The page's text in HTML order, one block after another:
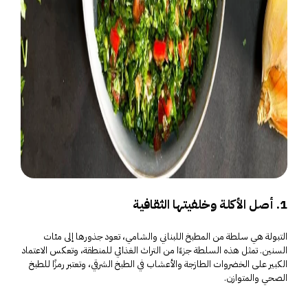
1. أصل الأكلة وخلفيتها الثقافية
التبولة هي سلطة من المطبخ اللبناني والشامي، تعود جذورها إلى مئات
السنين. تمثل هذه السلطة جزءًا من التراث الغذائي للمنطقة، وتعكس الاعتماد
الكبير على الخضروات الطازجة والأعشاب في الطبخ الشرقي، وتعتبر رمزًا للطبخ
الصحي والمتوازن.